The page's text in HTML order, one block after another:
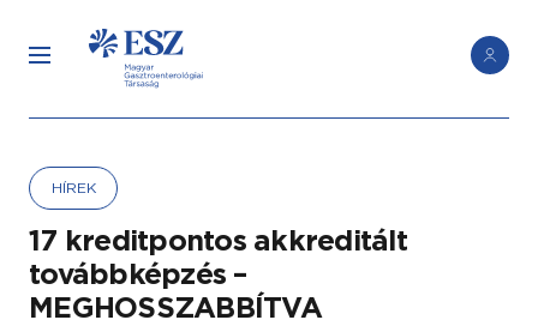
HÍREK
17 kreditpontos akkreditált
továbbképzés –
MEGHOSSZABBÍTVA